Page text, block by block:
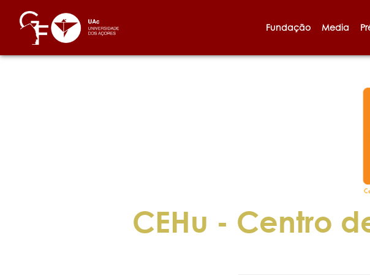
Fundação Media
CEHu - Centro